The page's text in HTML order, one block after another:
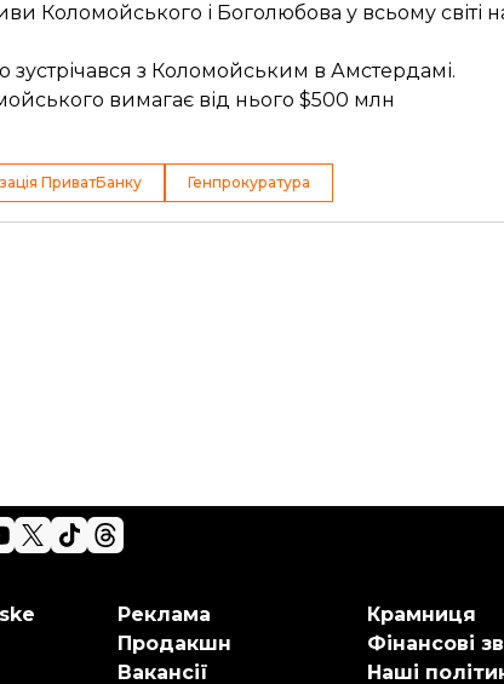
Коломойського і Боголюбова у всьому світі
зустрічався з Коломойським в Амстердамі.
вимагає від нього $500 млн
ПриватБанку Генпрокуратура
Реклама
Продакшн
Вакансії
Крамниця
Фінансові
Наші